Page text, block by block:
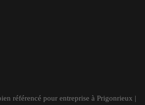
référencé pour entreprise à Prigonrieux |